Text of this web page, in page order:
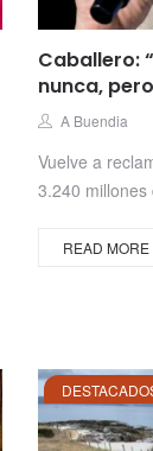
Caballero:
nunca,
Author
A Buendia
Vuelve a
3.240 millones
READ MORE